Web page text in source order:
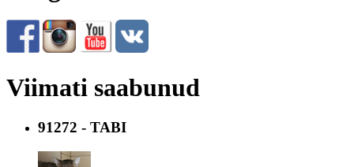
Viimati saabunud
91272 - TABI